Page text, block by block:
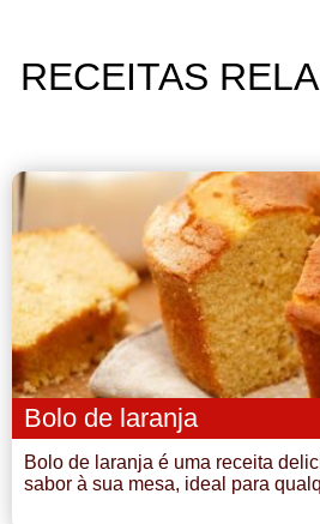
RECEITAS
Bolo de laranja
Bolo de laranja é uma receita
sabor à sua mesa, ideal para